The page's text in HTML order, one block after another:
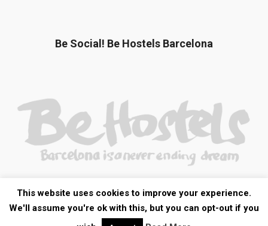
Be Social! Be Hostels Barcelona
Copyright © 2010 - 2020 Be Hostels All Rights Reserved
This website uses cookies to improve your experience.
We'll assume you're ok with this, but you can opt-out if you